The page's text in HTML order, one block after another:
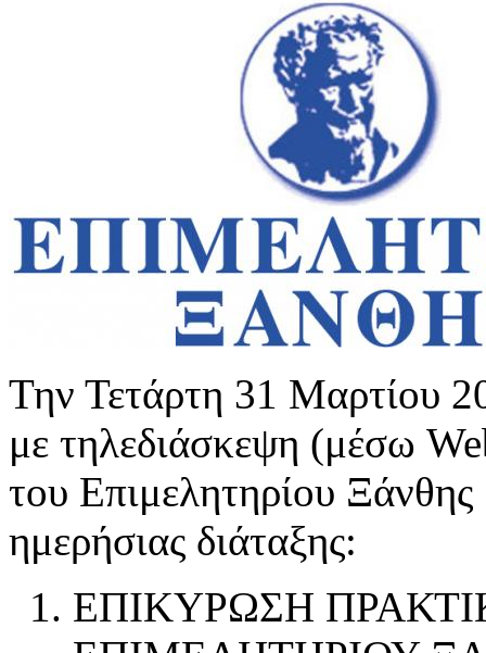
Την Τετάρτη 31 Μαρτίου
με τηλεδιάσκεψη (μέσω
του Επιμελητηρίου
ημερήσιας διάταξης:
ΕΠΙΚΥΡΩΣΗ